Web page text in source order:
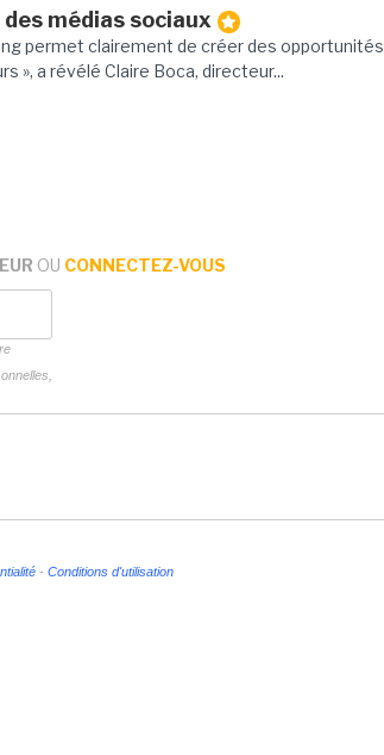
médias sociaux
permet clairement de créer des opportunités
», a révélé Claire Boca, directeur...
OU CONNECTEZ-VOUS
- Conditions d'utilisation